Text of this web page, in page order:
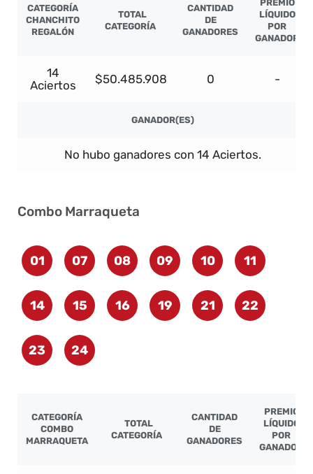
CATEGORÍA
CHANCHITO
REGALÓN
TOTAL
CATEGORÍA
CANTIDAD
DE
GANADORES
PREMIO
LÍQUIDO
POR
GANADOR
14
Aciertos
$50.485.908 0 -
GANADOR(ES)
No hubo ganadores con 14 Aciertos.
Combo Marraqueta
01 07 08 09 10 11
14 15 16 19 21 22
23 24
CATEGORÍA
COMBO
MARRAQUETA
TOTAL
CATEGORÍA
CANTIDAD
DE
GANADORES
PREMIO
LÍQUIDO
POR
GANADOR